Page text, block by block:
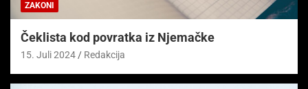
ZAKONI
Čeklista kod povratka iz Njemačke
15. Juli 2024 Redakcija